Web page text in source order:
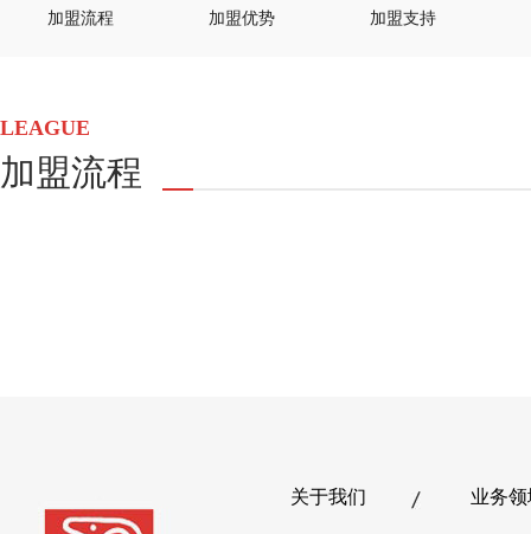
加盟流程 加盟优势 加盟支持
LEAGUE
加盟流程
关于我们 业务